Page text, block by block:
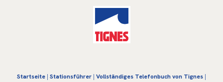
Startseite | Stationsführer | Vollständiges Telefonbuch von Tignes |